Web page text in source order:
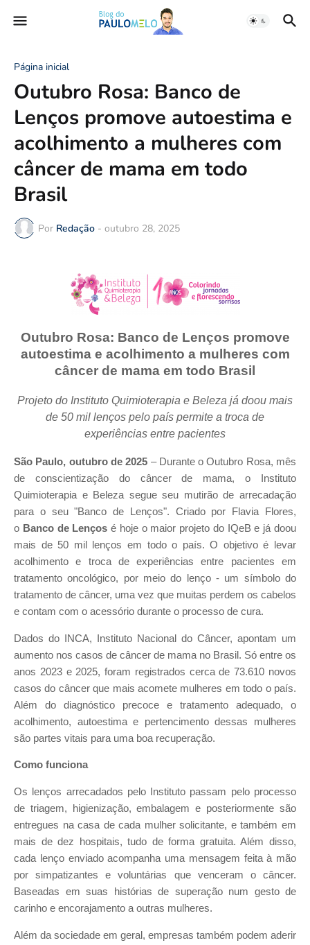
Página inicial
Outubro Rosa: Banco de
Lenços promove autoestima e
acolhimento a mulheres com
câncer de mama em todo
Brasil
Por Redação - outubro 28, 2025
Outubro Rosa: Banco de Lenços promove
autoestima e acolhimento a mulheres com
câncer de mama em todo Brasil
Projeto do Instituto Quimioterapia e Beleza já doou mais
de 50 mil lenços pelo país permite a troca de
experiências entre pacientes
São Paulo, outubro de 2025 – Durante o Outubro Rosa, mês
de conscientização do câncer de mama, o Instituto
Quimioterapia e Beleza segue seu mutirão de arrecadação
para o seu "Banco de Lenços". Criado por Flavia Flores,
o Banco de Lenços é hoje o maior projeto do IQeB e já doou
mais de 50 mil lenços em todo o país. O objetivo é levar
acolhimento e troca de experiências entre pacientes em
tratamento oncológico, por meio do lenço - um símbolo do
tratamento de câncer, uma vez que muitas perdem os cabelos
e contam com o acessório durante o processo de cura.
Dados do INCA, Instituto Nacional do Câncer, apontam um
aumento nos casos de câncer de mama no Brasil. Só entre os
anos 2023 e 2025, foram registrados cerca de 73.610 novos
casos do câncer que mais acomete mulheres em todo o país.
Além do diagnóstico precoce e tratamento adequado, o
acolhimento, autoestima e pertencimento dessas mulheres
são partes vitais para uma boa recuperação.
Como funciona
Os lenços arrecadados pelo Instituto passam pelo processo
de triagem, higienização, embalagem e posteriormente são
entregues na casa de cada mulher solicitante, e também em
mais de dez hospitais, tudo de forma gratuita. Além disso,
cada lenço enviado acompanha uma mensagem feita à mão
por simpatizantes e voluntárias que venceram o câncer.
Baseadas em suas histórias de superação num gesto de
carinho e encorajamento a outras mulheres.
Além da sociedade em geral, empresas também podem aderir